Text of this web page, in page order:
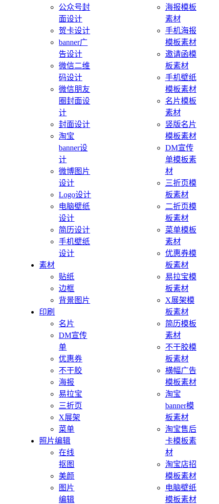
公众号封
面设计
贺卡设计
banner广
告设计
微信二维
码设计
微信朋友
圈封面设
计
封面设计
淘宝
banner设
计
微博图片
设计
Logo设计
电脑壁纸
设计
简历设计
手机壁纸
设计
素材
贴纸
边框
背景图片
印刷
名片
DM宣传
单
优惠券
不干胶
海报
易拉宝
三折页
X展架
菜单
照片编辑
在线
抠图
美颜
图片
编辑
海报模板
素材
手机海报
模板素材
邀请函模
板素材
手机壁纸
模板素材
名片模板
素材
竖版名片
模板素材
DM宣传
单模板素
材
三折页模
板素材
二折页模
板素材
菜单模板
素材
优惠券模
板素材
易拉宝模
板素材
X展架模
板素材
简历模板
素材
不干胶模
板素材
横幅广告
模板素材
淘宝
banner模
板素材
淘宝售后
卡模板素
材
淘宝店招
模板素材
电脑壁纸
模板素材